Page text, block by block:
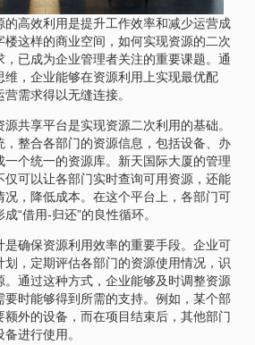
高效利用是提升工作效率和减少运营成
这样的商业空间，如何实现资源的二次
已成为企业管理者关注的重要课题。通
，企业能够在资源利用上实现最优配
需求得以无缝连接。
共享平台是实现资源二次利用的基础。
整合各部门的资源信息，包括设备、办
个统一的资源库。新天国际大厦的管理
可以让各部门实时查询可用资源，还能
，降低成本。在这个平台上，各部门可
“借用-归还”的良性循环。
确保资源利用效率的重要手段。企业可
划，定期评估各部门的资源使用情况，识
通过这种方式，企业能够及时调整资源
时能够得到所需的支持。例如，某个部
额外的设备，而在项目结束后，其他部门
进行使用。